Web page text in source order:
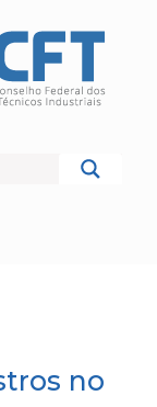
no